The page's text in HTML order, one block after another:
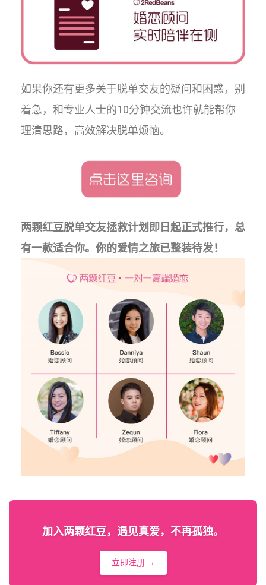
如果你还有更多关于脱单交友的疑问和困惑，别
着急，和专业人士的10分钟交流也许就能帮你
理清思路，高效解决脱单烦恼。
两颗红豆脱单交友拯救计划即日起正式推行，总
有一款适合你。你的爱情之旅已整装待发！
加入两颗红豆，遇见真爱，不再孤独。
立即注册 →